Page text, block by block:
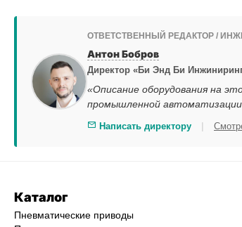
ОТВЕТСТВЕННЫЙ РЕДАКТОР /
Антон Бобров
Директор «Би Энд Би
«Описание оборудования на
промышленной
Написать директору |
Каталог
Пневматические приводы